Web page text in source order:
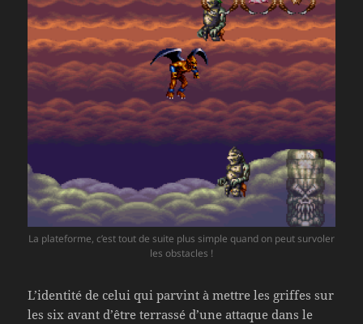
La plateforme, c’est tout de suite plus simple quand on peut survoler
les obstacles !
L’identité de celui qui parvint à mettre les griffes sur
les six avant d’être terrassé d’une attaque dans le